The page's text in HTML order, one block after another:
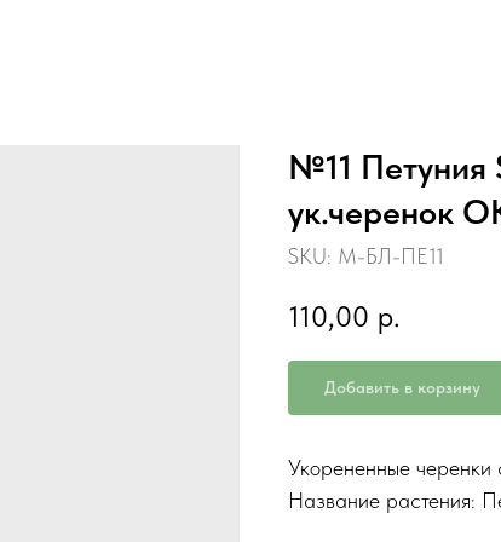
№11 Петуния
ук.черенок
SKU: М-БЛ-ПЕ11
110,00 р.
Добавить в корзину
Укорененные
Название растения: